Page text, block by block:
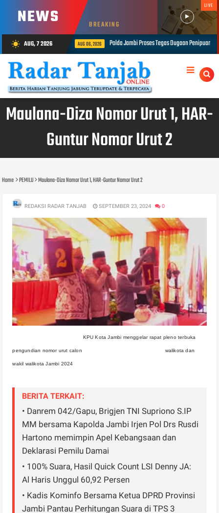
NEWS BREAKING
LIVE
wb_sunny AUG, 7 2026
Proses Tegas Dugaan Penipuan Rekrutmen Bintara Polri, Dua Personel Diamankan
Maulana-Diza Nomor Urut 1, HAR-
Guntur Nomor Urut 2
Home PEMILU Maulana-Diza Nomor Urut 1, HAR-Guntur Nomor Urut 2
REDAKSI RADAR TANJAB SEPTEMBER 23, 2024 0
KPU Kota Jambi menggelar rapat pleno terbuka
pengundian nomor urut calon walikota dan
wakil walikota Jambi 2024
BERITA TERKAIT:
• Danrem 042/Gapu, Brigjen TNI Supriono S.IP
MM bersama Kapolda Jambi Irjen Pol Drs Rusdi
Hartono memimpin Apel Kebangsaan dan
Deklarasi Pemilu Damai
• 100% Suara, Hasil Quick Count LSI Denny JA:
Al Haris Unggul 60,92 Persen
• Kadis Kominfo Bersama Ketua DPRD Provinsi
Jambi Pantau Perhitungan Suara di TPS 3